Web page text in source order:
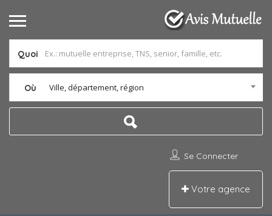
Quoi
Où Ville, département, région
Se Connecter
Votre agence